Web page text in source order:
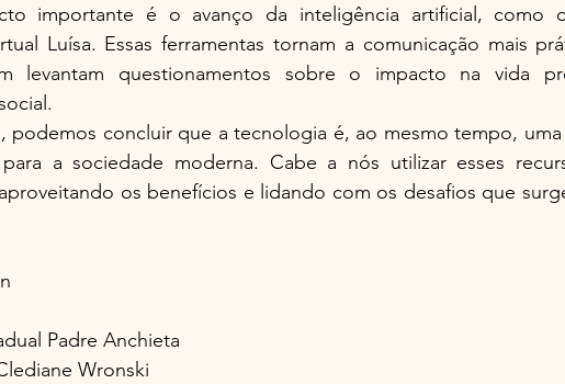
importante é o avanço da inteligência artificial, como
Luísa. Essas ferramentas tornam a comunicação mais
levantam questionamentos sobre o impacto na vida
podemos concluir que a tecnologia é, ao mesmo tempo,
a sociedade moderna. Cabe a nós utilizar esses
os benefícios e lidando com os desafios que
Padre Anchieta
Wronski